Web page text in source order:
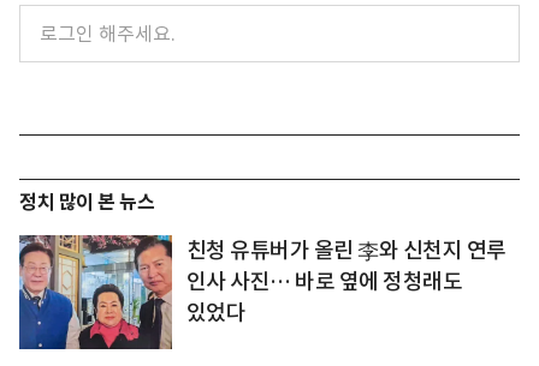
정치 많이 본 뉴스
친청 유튜버가 올린 李와 신천지 연루
인사 사진… 바로 옆에 정청래도
있었다